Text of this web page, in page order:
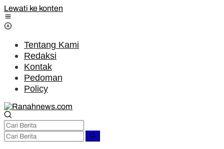
Lewati ke konten
Tentang Kami
Redaksi
Kontak
Pedoman
Policy